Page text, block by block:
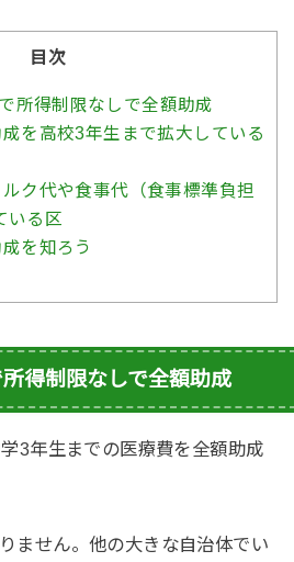
目次
所得制限なしで全額助成
を高校3年生まで拡大している
ク代や食事代（食事標準負担
いる区
を知ろう
得制限なしで全額助成
3年生までの医療費を全額助成
ません。他の大きな自治体でい